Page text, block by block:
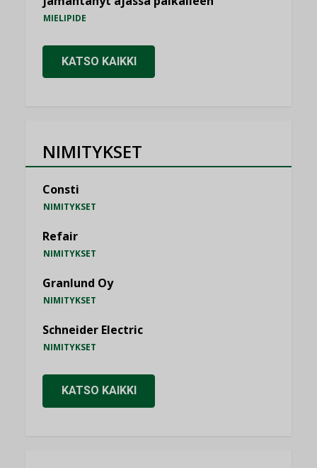
MIELIPIDE
KATSO KAIKKI
NIMITYKSET
Consti
NIMITYKSET
Refair
NIMITYKSET
Granlund Oy
NIMITYKSET
Schneider Electric
NIMITYKSET
KATSO KAIKKI